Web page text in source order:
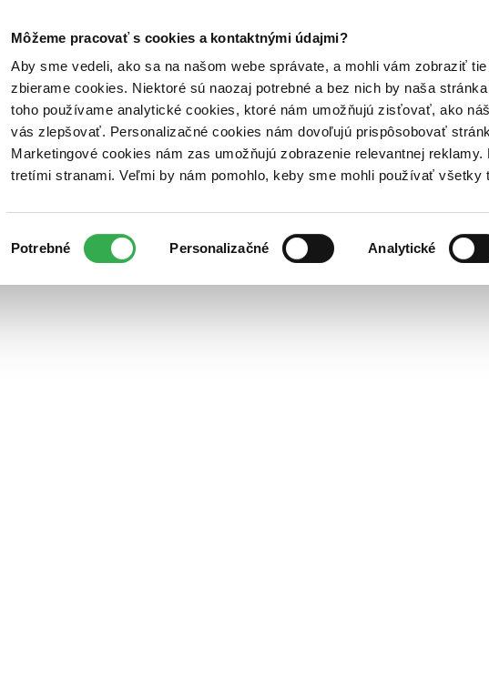
Môžeme pracovať s cookies a kontaktnými údajmi?
Aby sme vedeli, ako sa na našom webe správate, a mohli vám zobraziť
zbierame cookies. Niektoré sú naozaj potrebné a bez nich by naša
toho používame analytické cookies, ktoré nám umožňujú zisťovať, ako
vás zlepšovať. Personalizačné cookies nám dovoľujú prispôsobovať
Marketingové cookies nám zas umožňujú zobrazenie relevantnej
tretími stranami. Veľmi by nám pomohlo, keby sme mohli používať všetky
súhlasu
Potrebné Personalizačné Analytické
Poukážky Kontakt